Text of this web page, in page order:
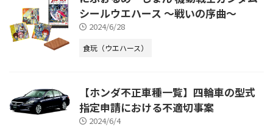
シールウエハース ～戦いの序曲～
2024/6/28
食玩（ウエハース）
【ホンダ不正車種一覧】四輪車の型式
指定申請における不適切事案
2024/6/4